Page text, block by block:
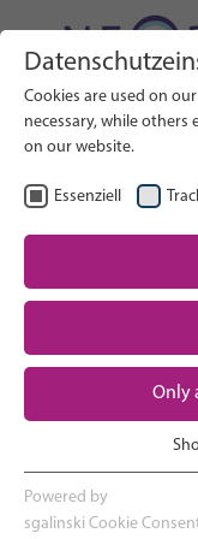
IT
Assistenza
Gravidanza e
Esperienza in
Supporto ai
Cerca nel
Cookies are used on
necessary, while others
on our website.
Essenziell
Only
Essenzielle Cookies
Webseite benötigt.
Powered by
sgalinski Cookie